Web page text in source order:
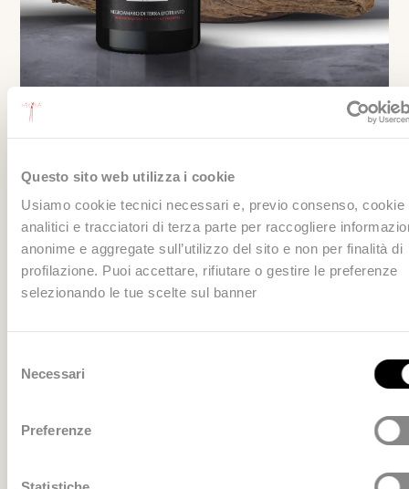
Questo sito web utilizza i cookie
Usiamo cookie tecnici necessari e, previo consenso, cookie
analitici e tracciatori di terza parte per raccogliere
anonime e aggregate sull’utilizzo del sito e non per finalità di
profilazione. Puoi accettare, rifiutare o gestire le preferenze
selezionando le tue scelte sul banner
delNecessari
Preferenze
Rosé